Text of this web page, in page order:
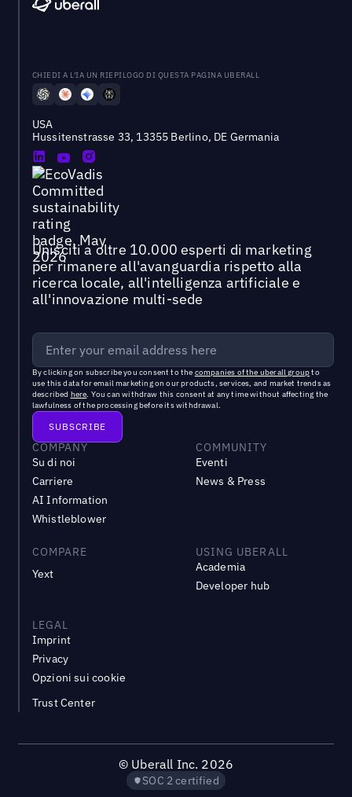
CHIEDI A L'IA UN RIEPILOGO DI QUESTA PAGINA UBERALL
USA
Hussitenstrasse 33, 13355 Berlino, DE Germania
Unisciti a oltre 10.000 esperti di marketing
per rimanere all'avanguardia rispetto alla
ricerca locale, all'intelligenza artificiale e
all'innovazione multi-sede
By clicking on subscribe you consent to the companies of the uberall groupto
use this data for email marketing on our products, services, and market trends as
described here. You can withdraw this consent at any time without affecting the
lawfulness of the processing before its withdrawal.
COMPANY
Su di noi
Carriere
AI Information
Whistleblower
COMMUNITY
Eventi
News & Press
COMPARE
Yext
USING UBERALL
Academia
Developer hub
LEGAL
Imprint
Privacy
Opzioni sui cookie
Trust Center
© Uberall Inc. 2026
SOC 2 certified